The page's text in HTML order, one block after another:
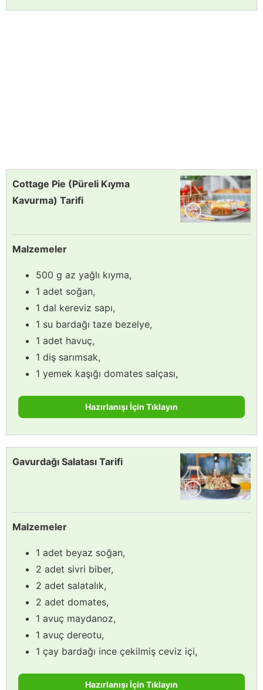
Cottage Pie (Püreli Kıyma
Kavurma) Tarifi
Malzemeler
500 g az yağlı kıyma,
1 adet soğan,
1 dal kereviz sapı,
1 su bardağı taze bezelye,
1 adet havuç,
1 diş sarımsak,
1 yemek kaşığı domates salçası,
Hazırlanışı İçin Tıklayın
Gavurdağı Salatası Tarifi
Malzemeler
1 adet beyaz soğan,
2 adet sivri biber,
2 adet salatalık,
2 adet domates,
1 avuç maydanoz,
1 avuç dereotu,
1 çay bardağı ince çekilmiş ceviz içi,
Hazırlanışı İçin Tıklayın